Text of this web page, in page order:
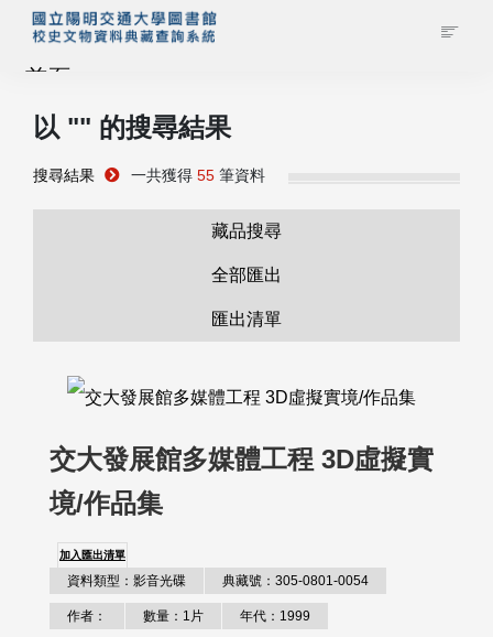
首頁
藏品查詢
管理者登入
以 "" 的搜尋結果
搜尋結果 一共獲得 55 筆資料
藏品搜尋
全部匯出
匯出清單
交大發展館多媒體工程 3D虛擬實
境/作品集
加入匯出清單
資料類型：影音光碟 典藏號：305-0801-0054
作者： 數量：1片 年代：1999